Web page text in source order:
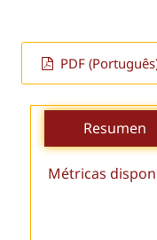
PDF
Resumen
Métricas